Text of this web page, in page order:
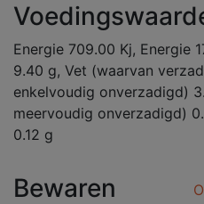
Energie 709.00 Kj, Energie
9.40 g, Vet (waarvan
enkelvoudig onverzadigd)
meervoudig onverzadigd)
0.12 g
Bewaren